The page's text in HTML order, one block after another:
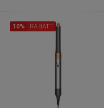
10% RABATT